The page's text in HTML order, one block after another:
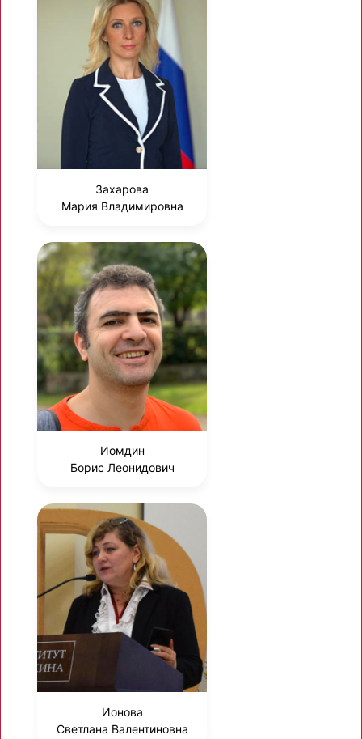
Захарова
Мария Владимировна
Иомдин
Борис Леонидович
Ионова
Светлана Валентиновна